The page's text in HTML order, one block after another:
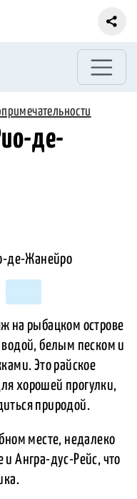
де-
на рыбацком острове
водой, белым песком и
Это райское
хорошей прогулки,
природой.
месте, недалеко
Ангра-дус-Рейс, что